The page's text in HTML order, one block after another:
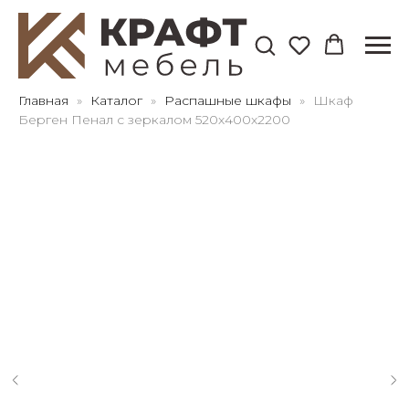
Главная Каталог Распашные шкафы
Шкаф
Берген Пенал с зеркалом 520х400х2200